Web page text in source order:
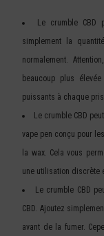
Le crumble CBD
simplement la
normalement.
beaucoup plus
puissants à chaque
Le crumble CBD
vape pen conçu pour
la wax. Cela vous
une utilisation discrète
Le crumble CBD
CBD. Ajoutez
avant de la fumer.